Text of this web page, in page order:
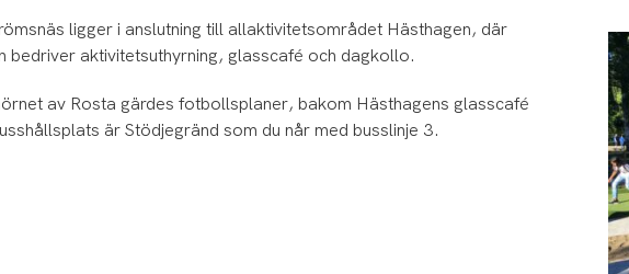
ligger i anslutning till allaktivitetsområdet Hästhagen, där
bedriver aktivitetsuthyrning, glasscafé och dagkollo.
av Rosta gärdes fotbollsplaner, bakom Hästhagens glasscafé
är Stödjegränd som du når med busslinje 3.